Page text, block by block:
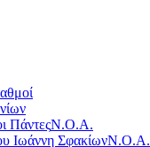
ΠάντεςΝ.Ο.Α.
Ιωάννη ΣφακίωνΝ.Ο.Α.